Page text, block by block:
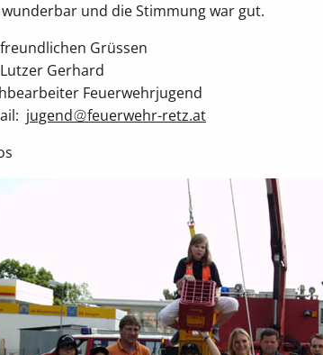
und die Stimmung war gut.
Grüssen
Gerhard
Feuerwehrjugend
jugend
feuerwehr-retz.at